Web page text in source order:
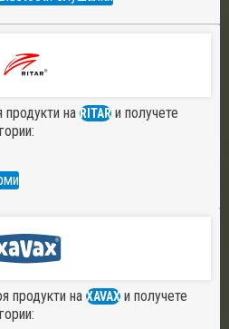
продукти на RITAR и получете
продукти на XAVAX и получете